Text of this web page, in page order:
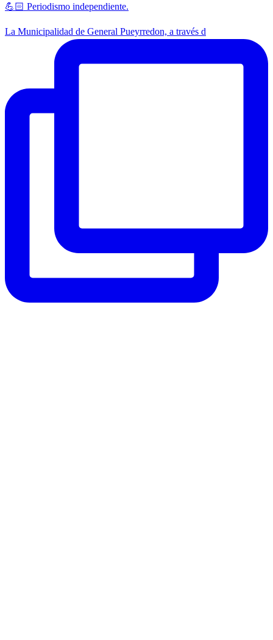
💪🏻 Periodismo independiente.
La Municipalidad de General Pueyrredon, a través d